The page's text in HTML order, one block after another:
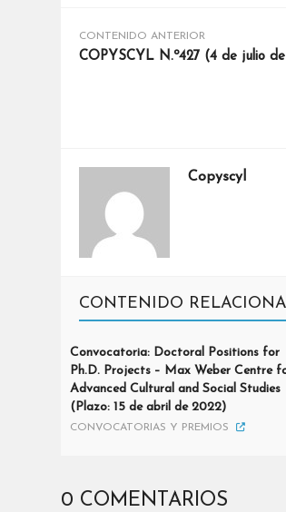
CONTENIDO ANTERIOR
COPYSCYL N.º427 (4 de julio
Copyscyl
CONTENIDO
Convocatoria: Doctoral Positions for
Ph.D. Projects – Max Weber Centre
Advanced Cultural and Social Studies
(Plazo: 15 de abril de 2022)
CONVOCATORIAS Y PREMIOS
0 COMENTARIOS